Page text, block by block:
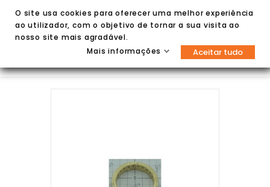

O site usa cookies para oferecer uma melhor experiência
ao utilizador, com o objetivo de tornar a sua visita ao
nosso site mais agradável.
Mais informações
Aceitar tudo